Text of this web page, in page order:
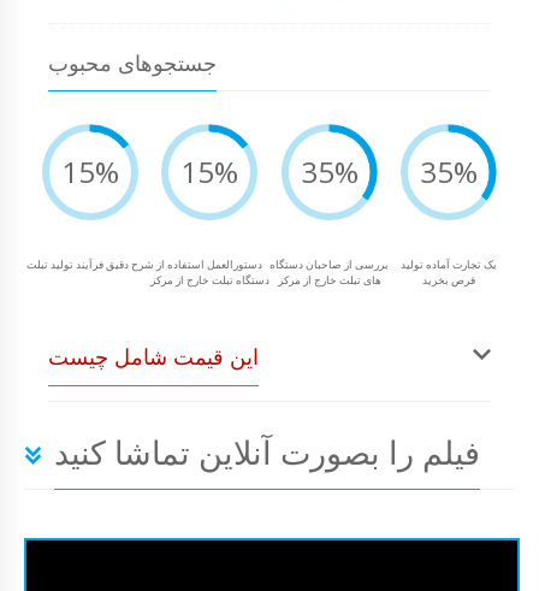
جستجوهای محبوب
15%
شرح دقیق فرآیند تولید تبلت
15%
دستورالعمل استفاده از
دستگاه تبلت خارج از مرکز
35%
بررسی از صاحبان دستگاه
های تبلت خارج از مرکز
35%
یک تجارت آماده تولید
قرص بخرید
این قیمت شامل چیست
فیلم را بصورت آنلاین تماشا کنید